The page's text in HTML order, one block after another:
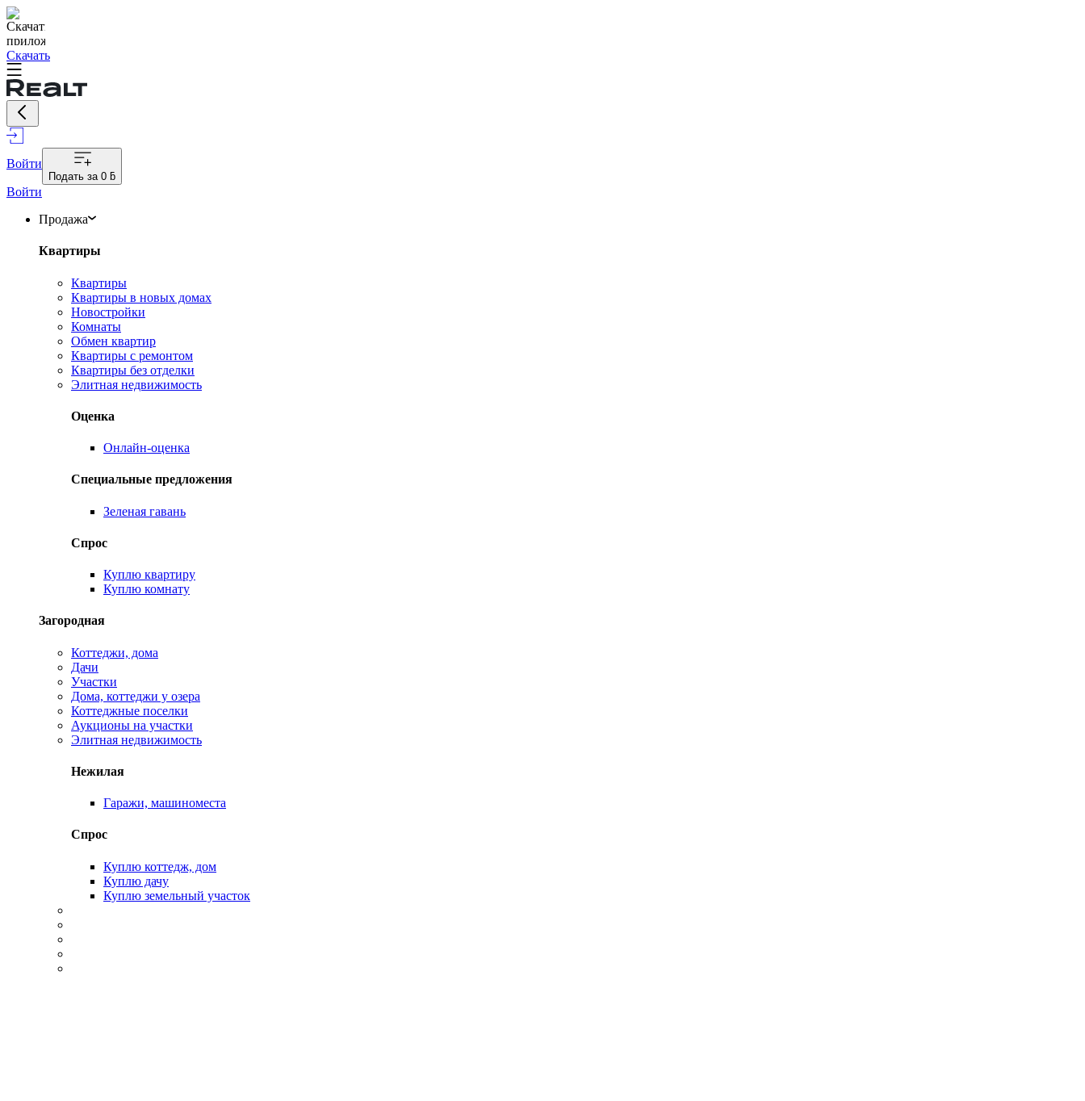
Скачать
Войти
Подать за 0 ƃ
Войти
Продажа
Квартиры
Квартиры
Квартиры в новых домах
Новостройки
Комнаты
Обмен квартир
Квартиры с ремонтом
Квартиры без отделки
Элитная недвижимость
Оценка
Онлайн-оценка
Специальные предложения
Зеленая гавань
Спрос
Куплю квартиру
Куплю комнату
Загородная
Коттеджи, дома
Дачи
Участки
Дома, коттеджи у озера
Коттеджные поселки
Аукционы на участки
Элитная недвижимость
Нежилая
Гаражи, машиноместа
Спрос
Куплю коттедж, дом
Куплю дачу
Куплю земельный участок